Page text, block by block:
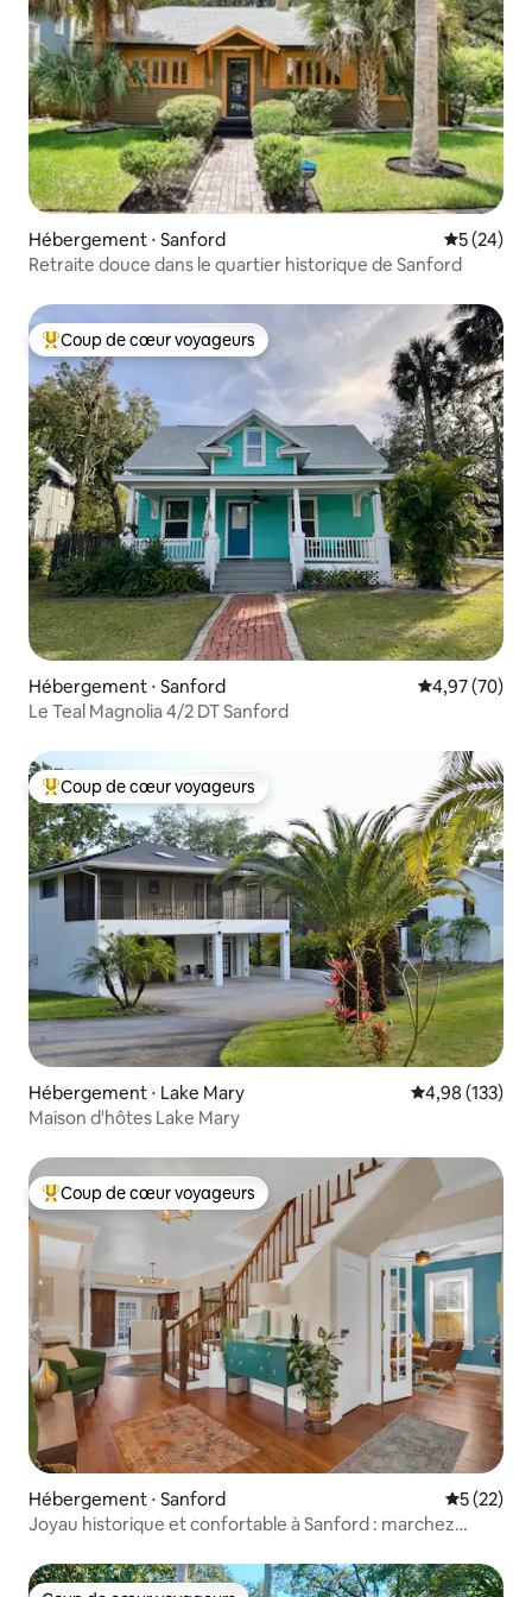
Hébergement ⋅ Sanford
5 (24)
Retraite douce dans le quartier historique de Sanford
Coups de cœur voyageurs les plus appréciés
Coup de cœur voyageurs
Hébergement ⋅ Sanford Évaluation
4,97 (70)
Le Teal Magnolia 4/2 DT Sanford
Coups de cœur voyageurs les plus appréciés
Coup de cœur voyageurs
Hébergement ⋅ Lake Mary Évaluation
4,98 (133)
Maison d'hôtes Lake Mary
Coups de cœur voyageurs les plus appréciés
Coup de cœur voyageurs
Hébergement ⋅ Sanford
5 (22)
Joyau historique et confortable à Sanford : marchez